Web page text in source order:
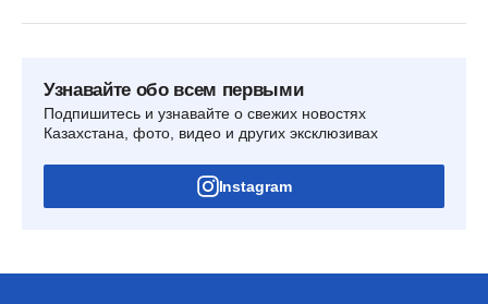
Узнавайте обо всем первыми
Подпишитесь и узнавайте о свежих новостях
Казахстана, фото, видео и других эксклюзивах
Instagram